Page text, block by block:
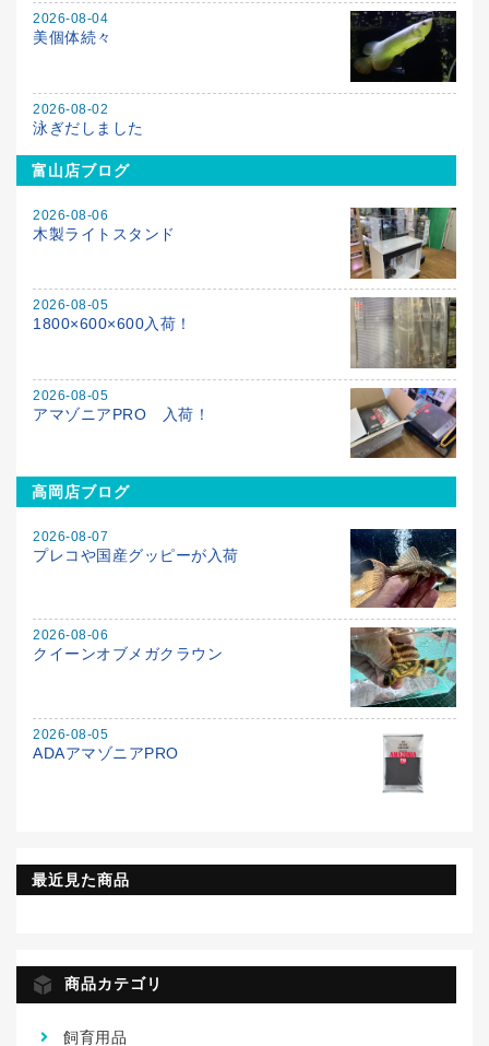
2026-08-04
美個体続々
2026-08-02
泳ぎだしました
富山店ブログ
2026-08-06
木製ライトスタンド
2026-08-05
1800×600×600入荷！
2026-08-05
アマゾニアPRO 入荷！
高岡店ブログ
2026-08-07
プレコや国産グッピーが入荷
2026-08-06
クイーンオブメガクラウン
2026-08-05
ADAアマゾニアPRO
最近見た商品
商品カテゴリ
飼育用品